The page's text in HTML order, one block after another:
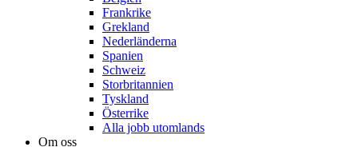
Frankrike
Grekland
Nederländerna
Spanien
Schweiz
Storbritannien
Tyskland
Österrike
Alla jobb utomlands
Om oss